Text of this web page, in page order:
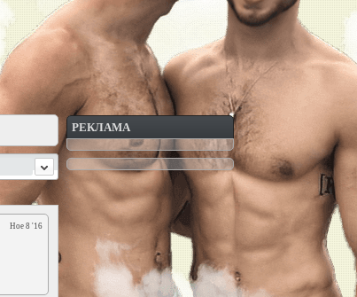
Ное 8 '16
РЕКЛАМА